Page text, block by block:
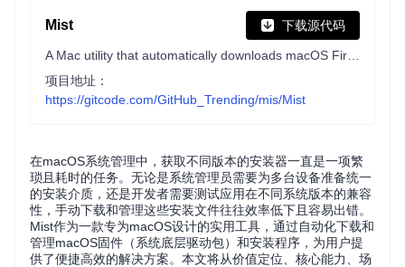
Mist 下载源代码
项目地址：
https://gitcode.com/GitHub_Trending/mis/Mist
在macOS系统管理中，获取不同版本的安装器一直是一项繁
琐且耗时的任务。无论是系统管理员需要为多台设备准备统一
的安装介质，还是开发者需要测试应用在不同系统版本的兼容
性，手动下载和管理这些安装文件往往效率低下且容易出错。
Mist作为一款专为macOS设计的实用工具，通过自动化下载和
管理macOS固件（系统底层驱动包）和安装程序，为用户提
供了便捷高效的解决方案。本文将从价值定位、核心能力、场